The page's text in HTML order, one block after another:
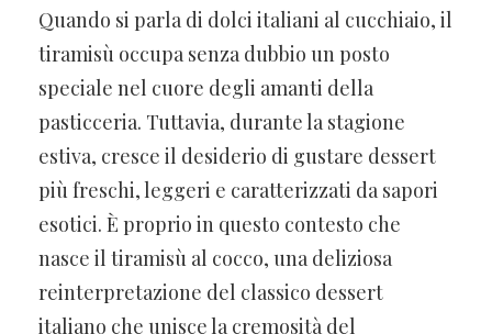
Quando si parla di dolci italiani al cucchiaio, il
tiramisù occupa senza dubbio un posto
speciale nel cuore degli amanti della
pasticceria. Tuttavia, durante la stagione
estiva, cresce il desiderio di gustare dessert
più freschi, leggeri e caratterizzati da sapori
esotici. È proprio in questo contesto che
nasce il tiramisù al cocco, una deliziosa
reinterpretazione del classico dessert
italiano che unisce la cremosità del